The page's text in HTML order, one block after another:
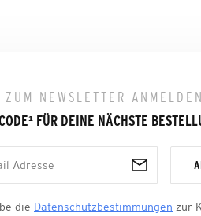
ZUM NEWSLETTER ANMELDEN
¹FÜR DEINE NÄCHSTE
die Datenschutzbestimmungen zur